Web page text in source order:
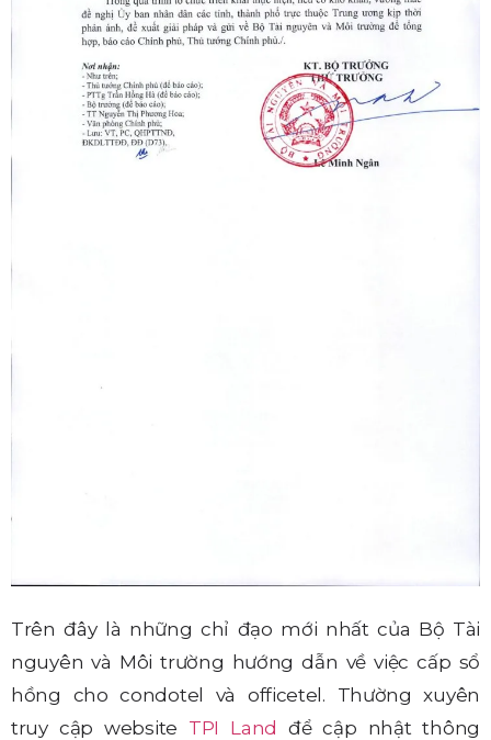
Trên đây là những chỉ đạo mới nhất của Bộ Tài
nguyên và Môi trường hướng dẫn về việc cấp sổ
hồng cho condotel và officetel. Thường xuyên
truy cập website TPI Land để cập nhật thông